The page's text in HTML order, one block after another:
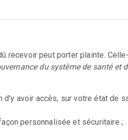
recevoir peut porter plainte.
du système de santé et
avoir accès, sur votre état de
personnalisée et sécuritaire ;